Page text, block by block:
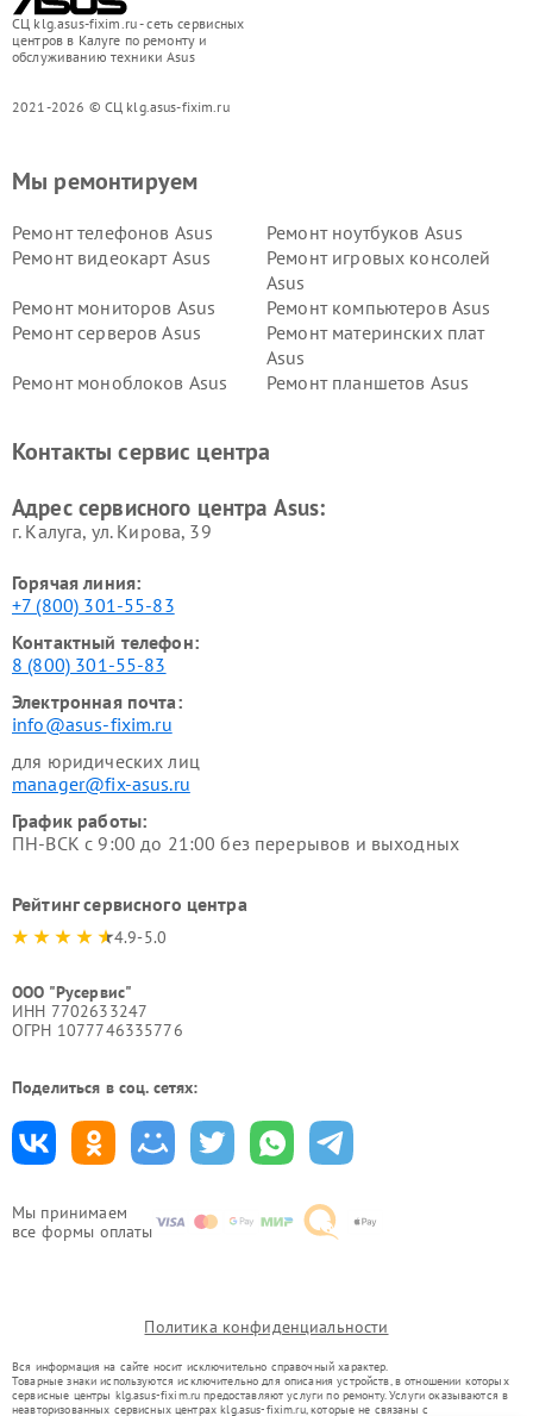
СЦ klg.asus-fixim.ru - сеть сервисных
центров в Калуге по ремонту и
обслуживанию техники Asus
2021-2026 © СЦ klg.asus-fixim.ru
Мы принимаем
все формы оплаты
Мы ремонтируем
Ремонт телефонов Asus
Ремонт ноутбуков Asus
Ремонт видеокарт Asus
Ремонт игровых консолей
Asus
Ремонт мониторов Asus
Ремонт компьютеров Asus
Ремонт серверов Asus
Ремонт материнских плат
Asus
Ремонт моноблоков Asus
Ремонт планшетов Asus
Контакты сервис центра
Адрес сервисного центра Asus:
г. Калуга, ул. Кирова, 39
Горячая линия:
+7 (800) 301-55-83
Контактный телефон:
8 (800) 301-55-83
Электронная почта:
info@asus-fixim.ru
для юридических лиц
manager@fix-asus.ru
График работы:
ПН-ВСК с 9:00 до 21:00 без перерывов и выходных
Рейтинг сервисного центра
4.9-5.0
ООО "Русервис"
ИНН 7702633247
ОГРН 1077746335776
Поделиться в соц. сетях:
Политика конфиденциальности
Вся информация на сайте носит исключительно справочный характер.
Товарные знаки используются исключительно для описания устройств, в отношении которых
сервисные центры klg.asus-fixim.ru предоставляют услуги по ремонту. Услуги оказываются в
неавторизованных сервисных центрах klg.asus-fixim.ru, которые не связаны с